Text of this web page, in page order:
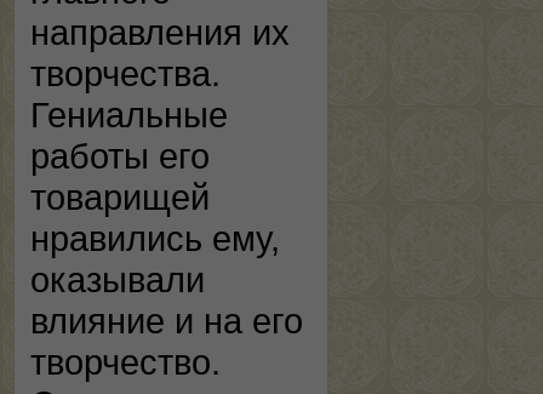
направления их
творчества.
Гениальные
работы его
товарищей
нравились ему,
оказывали
влияние и на его
творчество.